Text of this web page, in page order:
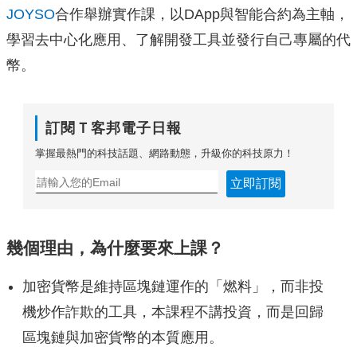
JOYSO合作舉辦實作課，以DApp與智能合約為主軸，
學習去中心化應用、了解開發工具並發行自己專屬的代
幣。
訂閱Ｔ客邦電子日報
掌握最熱門的科技話題、網路動態，升級你的科技原力！
立即訂閱
幾個理由，為什麼要來上課？
加密貨幣是維持區塊鏈運作的「燃料」，而非投
機炒作詐欺的工具，本課程不講投資，而是回歸
區塊鏈與加密貨幣的本質應用。